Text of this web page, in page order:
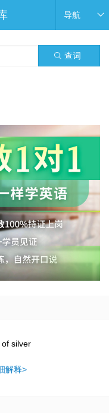
导航
查词
silver
解释>